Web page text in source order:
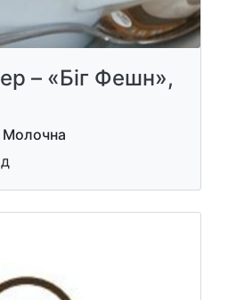
– «Біг Фешн»,
Молочна